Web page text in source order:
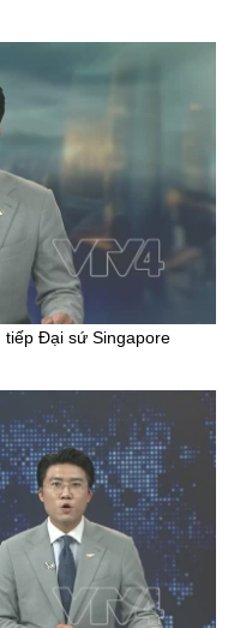
Đại sứ Singapore